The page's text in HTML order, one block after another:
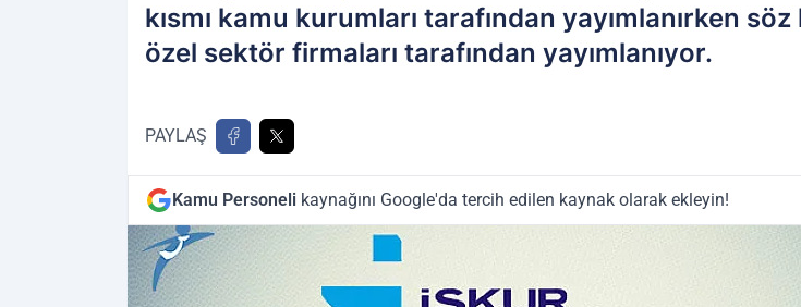
kısmı kamu kurumları tarafından yayımlanırken
özel sektör firmaları tarafından yayımlanıyor.
PAYLAŞ
Kamu Personeli kaynağını Google'da tercih edilen kaynak olarak ekleyin!